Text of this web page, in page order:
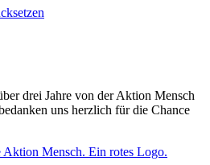
drei Jahre von der Aktion Mensch
uns herzlich für die Chance